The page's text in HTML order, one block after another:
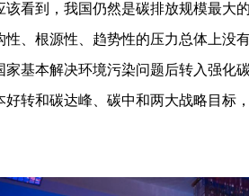
该看到，我国仍然是碳排放规模最大
、根源性、趋势性的压力总体上没
家基本解决环境污染问题后转入强化
好转和碳达峰、碳中和两大战略目标